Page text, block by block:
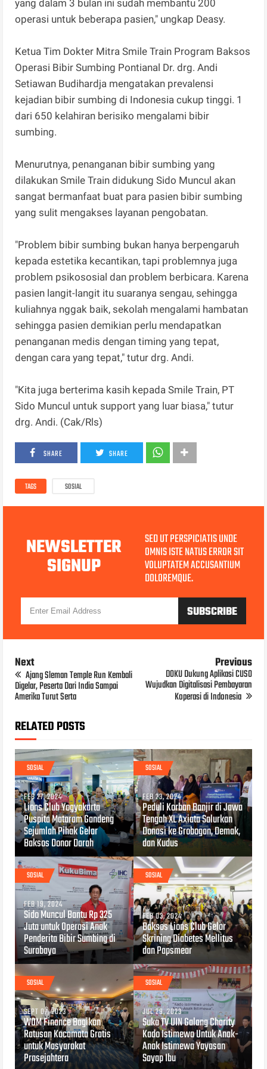
yang dalam 3 bulan ini sudah membantu 200
operasi untuk beberapa pasien," ungkap Deasy.
Ketua Tim Dokter Mitra Smile Train Program Baksos
Operasi Bibir Sumbing Pontianal Dr. drg. Andi
Setiawan Budihardja mengatakan prevalensi
kejadian bibir sumbing di Indonesia cukup tinggi. 1
dari 650 kelahiran berisiko mengalami bibir
sumbing.
Menurutnya, penanganan bibir sumbing yang
dilakukan Smile Train didukung Sido Muncul akan
sangat bermanfaat buat para pasien bibir sumbing
yang sulit mengakses layanan pengobatan.
"Problem bibir sumbing bukan hanya berpengaruh
kepada estetika kecantikan, tapi problemnya juga
problem psikososial dan problem berbicara. Karena
pasien langit-langit itu suaranya sengau, sehingga
kuliahnya nggak baik, sekolah mengalami hambatan
sehingga pasien demikian perlu mendapatkan
penanganan medis dengan timing yang tepat,
dengan cara yang tepat," tutur drg. Andi.
"Kita juga berterima kasih kepada Smile Train, PT
Sido Muncul untuk support yang luar biasa," tutur
drg. Andi. (Cak/Rls)
SHARE SHARE
TAGS SOSIAL
NEWSLETTER
SIGNUP
SED UT PERSPICIATIS UNDE
OMNIS ISTE NATUS ERROR SIT
VOLUPTATEM ACCUSANTIUM
DOLOREMQUE.
Next
Ajang Sleman Temple Run Kembali
Digelar, Peserta Dari India Sampai
Amerika Turut Serta
Previous
DOKU Dukung Aplikasi CUSO
Wujudkan Digitalisasi Pembayaran
Koperasi di Indonesia
RELATED POSTS
SOSIAL
FEB 27, 2024
Lions Club Yogyakarta
Puspita Mataram Gandeng
Sejumlah Pihak Gelar
Baksos Donor Darah
SOSIAL
FEB 23, 2024
Peduli Korban Banjir di Jawa
Tengah XL Axiata Salurkan
Donasi ke Grobogan, Demak,
dan Kudus
SOSIAL
FEB 19, 2024
Sido Muncul Bantu Rp 325
Juta untuk Operasi Anak
Penderita Bibir Sumbing di
Surabaya
SOSIAL
FEB 03, 2024
Baksos Lions Club Gelar
Skrining Diabetes Mellitus
dan Papsmear
SOSIAL
SEPT 07, 2023
WOM Finance Bagikan
Ratusan Kacamata Gratis
untuk Masyarakat
Prasejahtera
SOSIAL
JUL 29, 2023
Suka TV UIN Galang Charity
Kado Istimewa Untuk Anak-
Anak Istimewa Yayasan
Sayap Ibu